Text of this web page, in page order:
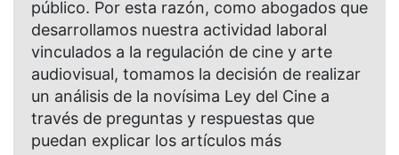
público. Por esta razón, como abogados que
desarrollamos nuestra actividad laboral
vinculados a la regulación de cine y arte
audiovisual, tomamos la decisión de realizar
un análisis de la novísima Ley del Cine a
través de preguntas y respuestas que
puedan explicar los artículos más